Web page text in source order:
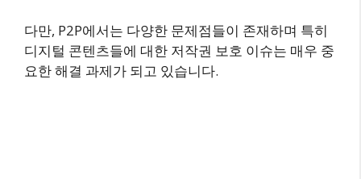
다만, P2P에서는 다양한 문제점들이 존재하며 특히
디지털 콘텐츠들에 대한 저작권 보호 이슈는 매우 중
요한 해결 과제가 되고 있습니다.